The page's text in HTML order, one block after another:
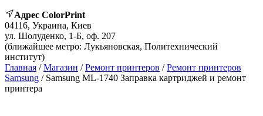
Адрес ColorPrint
04116, Украина, Киев
ул. Шолуденко, 1-Б, оф. 207
(ближайшее метро: Лукьяновская, Политехнический
институт)
Главная /Магазин /Ремонт принтеров /Ремонт принтеров
Samsung / Samsung ML-1740 Заправка картриджей и ремонт
принтера